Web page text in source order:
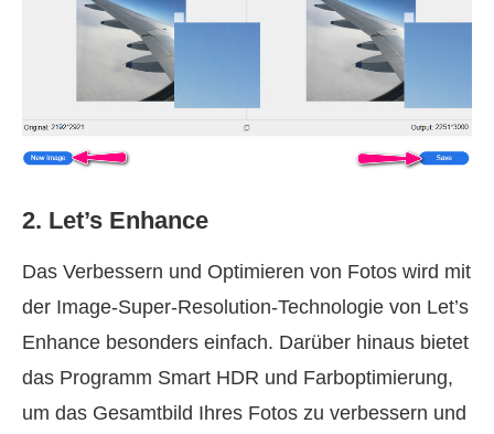
2. Let’s Enhance
Das Verbessern und Optimieren von Fotos wird mit
der Image-Super-Resolution-Technologie von Let’s
Enhance besonders einfach. Darüber hinaus bietet
das Programm Smart HDR und Farboptimierung,
um das Gesamtbild Ihres Fotos zu verbessern und